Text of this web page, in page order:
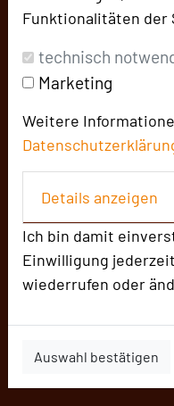
Funktionalitäten der
technisch
Marketing
Weitere
Details anzeigen
Ich bin damit
Einwilligung
wiederrufen oder
Auswahl bestätigen